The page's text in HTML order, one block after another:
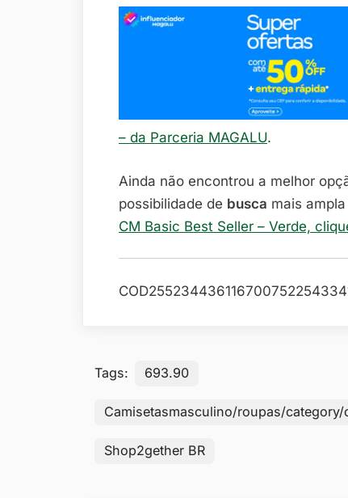
– da Parceria MAGALU.
Ainda não encontrou a melhor
possibilidade de busca mais
CM Basic Best Seller – Verde,
Tags: 693.90
Camisetasmasculino/roupas/
Shop2gether BR